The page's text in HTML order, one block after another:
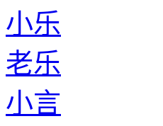
小乐
老乐
小言